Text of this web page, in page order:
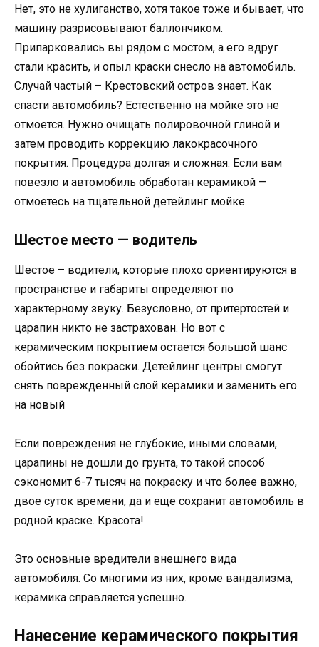
Нет, это не хулиганство, хотя такое тоже и бывает, что
машину разрисовывают баллончиком.
Припарковались вы рядом с мостом, а его вдруг
стали красить, и опыл краски снесло на автомобиль.
Случай частый – Крестовский остров знает. Как
спасти автомобиль? Естественно на мойке это не
отмоется. Нужно очищать полировочной глиной и
затем проводить коррекцию лакокрасочного
покрытия. Процедура долгая и сложная. Если вам
повезло и автомобиль обработан керамикой —
отмоетесь на тщательной детейлинг мойке.
Шестое место — водитель
Шестое – водители, которые плохо ориентируются в
пространстве и габариты определяют по
характерному звуку. Безусловно, от притертостей и
царапин никто не застрахован. Но вот с
керамическим покрытием остается большой шанс
обойтись без покраски. Детейлинг центры смогут
снять поврежденный слой керамики и заменить его
на новый
Если повреждения не глубокие, иными словами,
царапины не дошли до грунта, то такой способ
сэкономит 6-7 тысяч на покраску и что более важно,
двое суток времени, да и еще сохранит автомобиль в
родной краске. Красота!
Это основные вредители внешнего вида
автомобиля. Со многими из них, кроме вандализма,
керамика справляется успешно.
Нанесение керамического покрытия